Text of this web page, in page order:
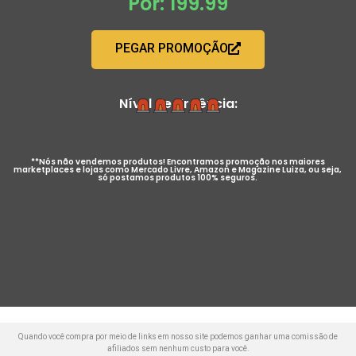
PEGAR PROMOÇÃO
Nível de Urgência:
**Nós não vendemos produtos! Encontramos promoção nos maiores
marketplaces e lojas como Mercado Livre, Amazon e Magazine Luiza, ou seja,
só postamos produtos 100% seguros.
Quando você compra por meio de links em nosso site podemos ganhar uma comissão de
afiliados sem nenhum custo para você.